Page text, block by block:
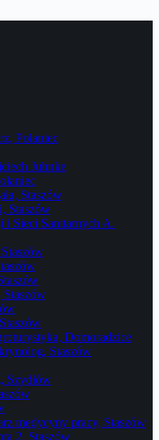
Połaniec
Juhnke
Staszów
Staszów
Sieci Sanitarnych A.
Domoradzice
Staszów
Szydłów
medycyny pracy, Staszów
2, Staszów